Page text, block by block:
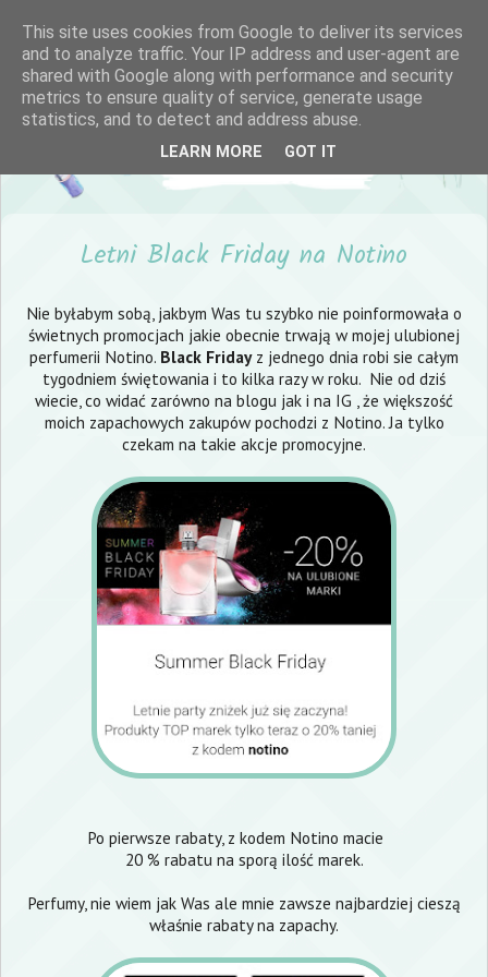
Letni Black Friday na Notino
Nie byłabym sobą, jakbym Was tu szybko nie poinformowała o
świetnych promocjach jakie obecnie trwają w mojej ulubionej
perfumerii Notino. Black Fridayz jednego dnia robi sie całym
tygodniem świętowania i to kilka razy w roku. Nie od dziś
wiecie, co widać zarówno na blogu jak i na IG , że większość
moich zapachowych zakupów pochodzi z Notino. Ja tylko
czekam na takie akcje promocyjne.
Po pierwsze rabaty, z kodem Notino macie
20 % rabatu na sporą ilość marek.
Perfumy, nie wiem jak Was ale mnie zawsze najbardziej cieszą
właśnie rabaty na zapachy.
This site uses cookies from Google to deliver its services
and to analyze traffic. Your IP address and user-agent are
shared with Google along with performance and security
metrics to ensure quality of service, generate usage
statistics, and to detect and address abuse.
LEARN MORE GOT IT